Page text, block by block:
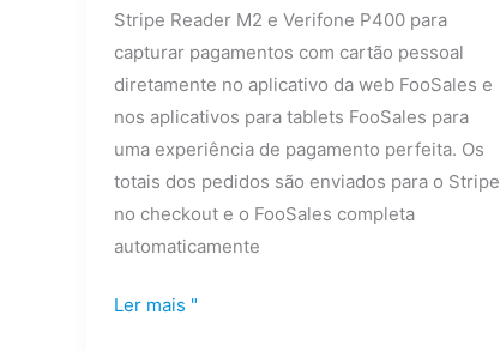
Stripe Reader M2 e Verifone P400 para
capturar pagamentos com cartão pessoal
diretamente no aplicativo da web FooSales e
nos aplicativos para tablets FooSales para
uma experiência de pagamento perfeita. Os
totais dos pedidos são enviados para o Stripe
no checkout e o FooSales completa
automaticamente
Ler mais "